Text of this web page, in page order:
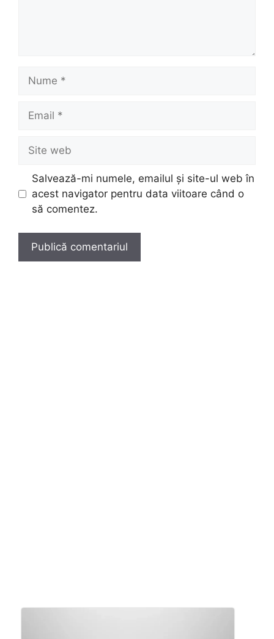
Nume
Email
Site
web
Salvează-mi numele, emailul și site-ul web în
acest navigator pentru data viitoare când o
să comentez.